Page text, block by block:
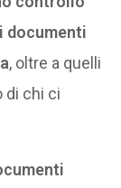
documenti
, oltre a quelli
di chi ci